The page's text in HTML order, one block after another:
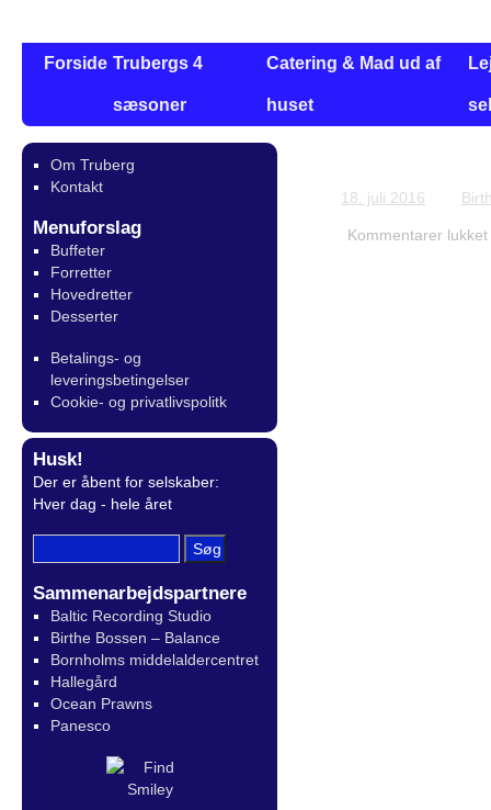
Forside Trubergs 4
sæsoner
Catering & Mad ud af
huset
18. juli 2016
Kommentarer lukket
Om Truberg
Kontakt
Menuforslag
Buffeter
Forretter
Hovedretter
Desserter
Betalings- og
leveringsbetingelser
Cookie- og privatlivspolitk
Husk!
Der er åbent for selskaber:
Hver dag - hele året
Sammenarbejdspartnere
Baltic Recording Studio
Birthe Bossen – Balance
Bornholms middelaldercentret
Hallegård
Ocean Prawns
Panesco